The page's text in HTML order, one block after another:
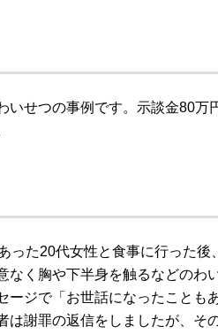
いせつの事例です。示談金80万
った20代女性と食事に行った後
なく胸や下半身を触るなどのわ
ージで「お世話になったことも
は謝罪の返信をしましたが、そ